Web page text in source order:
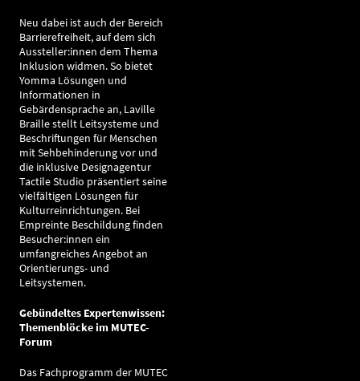
Neu dabei ist auch der Bereich
Barrierefreiheit, auf dem sich
Aussteller:innen dem Thema
Inklusion widmen. So bietet
Yomma Lösungen und
Informationen in
Gebärdensprache an, Laville
Braille stellt Leitsysteme und
Beschriftungen für Menschen
mit Sehbehinderung vor und
die inklusive Designagentur
Tactile Studio präsentiert seine
vielfältigen Lösungen für
Kulturreinrichtungen. Bei
Empreinte Beschildung finden
Besucher:innen ein
umfangreiches Angebot an
Orientierungs- und
Leitsystemen.
Gebündeltes Expertenwissen:
Themenblöcke im MUTEC-
Forum
Das Fachprogramm der MUTEC